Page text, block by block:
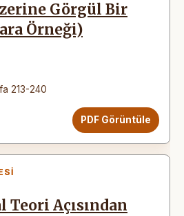
Görgül Bir
Örneği)
213-240
PDF Görüntüle
Açısından